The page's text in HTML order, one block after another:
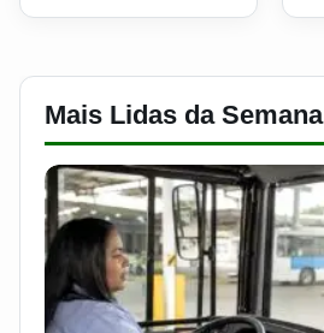
Mais Lidas da Semana